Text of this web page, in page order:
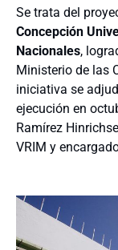
Se trata del
Concepción
Nacionales,
Ministerio de las
iniciativa se
ejecución en
Ramírez
VRIM y